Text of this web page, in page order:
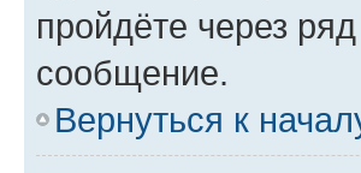
пройдёте через
сообщение.
Вернуться к